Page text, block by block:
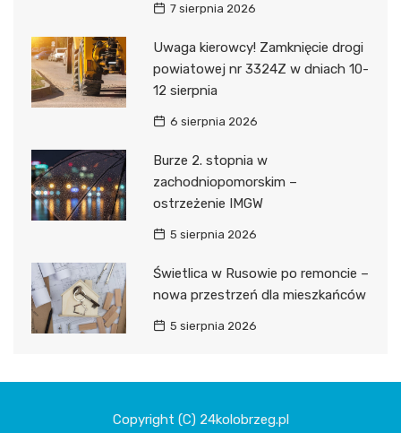
7 sierpnia 2026
Uwaga kierowcy! Zamknięcie drogi
powiatowej nr 3324Z w dniach 10-
12 sierpnia
6 sierpnia 2026
Burze 2. stopnia w
zachodniopomorskim –
ostrzeżenie IMGW
5 sierpnia 2026
Świetlica w Rusowie po remoncie –
nowa przestrzeń dla mieszkańców
5 sierpnia 2026
Copyright (C) 24kolobrzeg.pl